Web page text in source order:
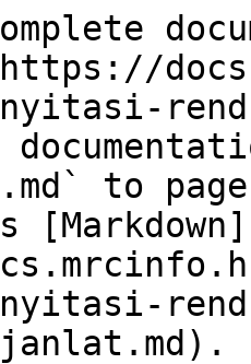
to
[Markdown]